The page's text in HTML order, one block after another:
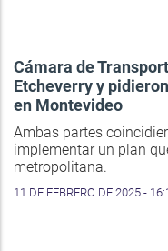
Cámara de
Etcheverry y
en Montevideo
Ambas partes
implementar un plan
metropolitana.
11 DE FEBRERO DE 2025 -